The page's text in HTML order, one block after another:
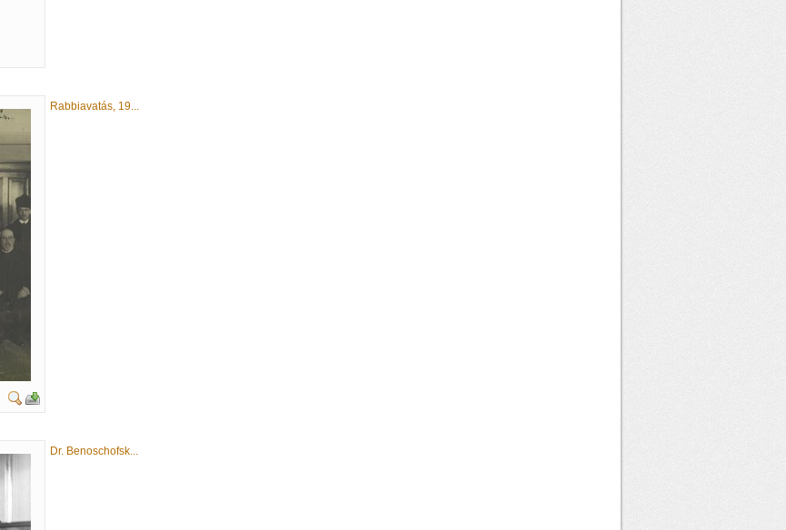
Rabbiavatás, 19...
Dr. Benoschofsk...